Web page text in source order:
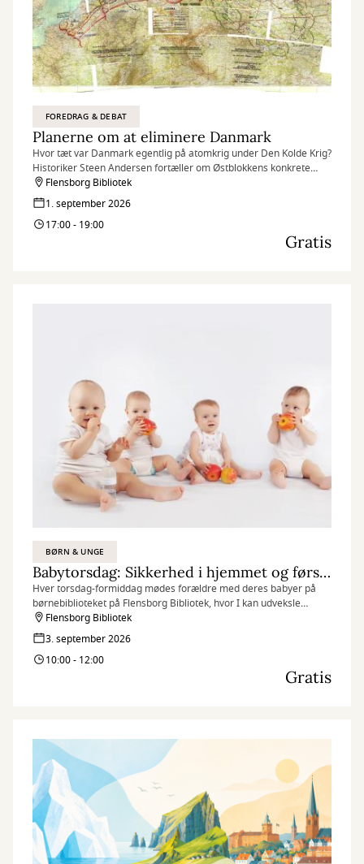
FOREDRAG & DEBAT
Planerne om at eliminere Danmark
Hvor tæt var Danmark egentlig på atomkrig under Den Kolde Krig?
Historiker Steen Andersen fortæller om Østblokkens konkrete
planer for en invasion af Danmark med atomvåben.
Flensborg Bibliotek
1. september 2026
17:00 - 19:00
Gratis
BØRN & UNGE
Babytorsdag: Sikkerhed i hjemmet og førstehjælp til de små
Hver torsdag-formiddag mødes forældre med deres babyer på
børnebiblioteket på Flensborg Bibliotek, hvor I kan udveksle
erfaringer og få rådgivning hos sundhedstjenestens
sygeplejersker. Derudover kan I denne gang glæde jer til et oplæg
omkring sikkerhed i hjemmet, så ulykker kan forebygges.
Flensborg Bibliotek
3. september 2026
10:00 - 12:00
Gratis